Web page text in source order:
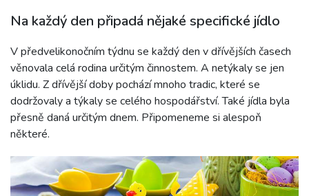
Na každý den připadá nějaké specifické jídlo
V předvelikonočním týdnu se každý den v dřívějších časech
věnovala celá rodina určitým činnostem. A netýkaly se jen
úklidu. Z dřívější doby pochází mnoho tradic, které se
dodržovaly a týkaly se celého hospodářství. Také jídla byla
přesně daná určitým dnem. Připomeneme si alespoň
některé.